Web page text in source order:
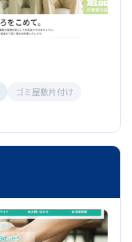
ゴミ屋敷片付け